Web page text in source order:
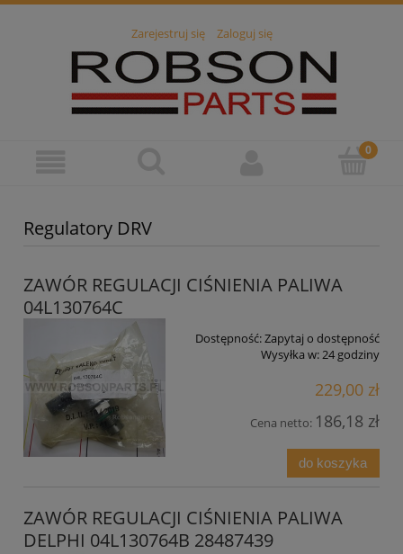
Zarejestruj się Zaloguj się
Regulatory DRV
ZAWÓR REGULACJI CIŚNIENIA PALIWA
04L130764C
Dostępność:Zapytaj o dostępność
Wysyłka w:24 godziny
229,00 zł
Cena netto: 186,18 zł
do koszyka
ZAWÓR REGULACJI CIŚNIENIA PALIWA
DELPHI 04L130764B 28487439